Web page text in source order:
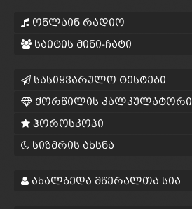
ონლაინ რადიო
საიტის მინი-ჩატი
სასიყვარულო ტესტები
ქორწილის კალკულატორი
ჰოროსკოპი
სიზმრის ახსნა
ახალბედა მწერალთა სია